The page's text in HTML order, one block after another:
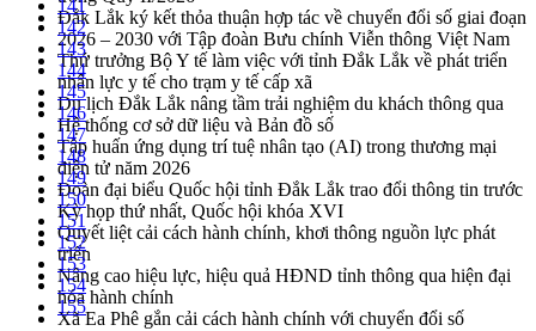
Đắk Lắk ký kết thỏa thuận hợp tác về chuyển đổi số giai đoạn
2026 – 2030 với Tập đoàn Bưu chính Viễn thông Việt Nam
Thứ trưởng Bộ Y tế làm việc với tỉnh Đắk Lắk về phát triển
nhân lực y tế cho trạm y tế cấp xã
Du lịch Đắk Lắk nâng tầm trải nghiệm du khách thông qua
Hệ thống cơ sở dữ liệu và Bản đồ số
Tập huấn ứng dụng trí tuệ nhân tạo (AI) trong thương mại
điện tử năm 2026
Đoàn đại biểu Quốc hội tỉnh Đắk Lắk trao đổi thông tin trước
Kỳ họp thứ nhất, Quốc hội khóa XVI
Quyết liệt cải cách hành chính, khơi thông nguồn lực phát
triển
Nâng cao hiệu lực, hiệu quả HĐND tỉnh thông qua hiện đại
hóa hành chính
Xã Ea Phê gắn cải cách hành chính với chuyển đổi số
141
142
143
144
145
146
147
148
149
150
151
152
153
154
155